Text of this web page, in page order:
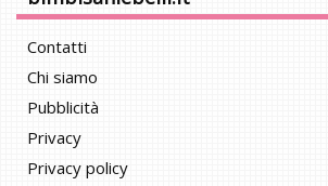
Contatti
Chi siamo
Pubblicità
Privacy
Privacy policy